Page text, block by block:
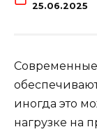
25.06.2025
Современные
иногда это
нагрузке на